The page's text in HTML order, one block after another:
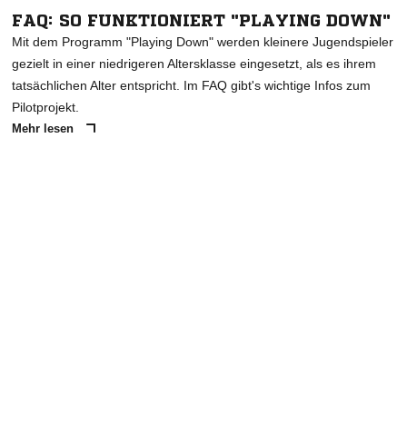
FAQ: SO FUNKTIONIERT "PLAYING DOWN"
Mit dem Programm "Playing Down" werden kleinere Jugendspieler
gezielt in einer niedrigeren Altersklasse eingesetzt, als es ihrem
tatsächlichen Alter entspricht. Im FAQ gibt's wichtige Infos zum
Pilotprojekt.
Mehr lesen